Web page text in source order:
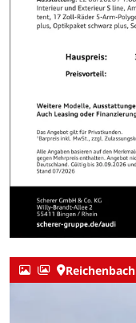
Reichenbach